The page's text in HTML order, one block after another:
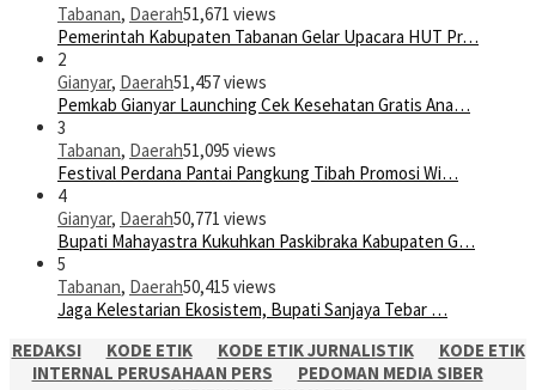
Tabanan, Daerah51,671 views
Pemerintah Kabupaten Tabanan Gelar Upacara HUT Pr…
2
Gianyar, Daerah51,457 views
Pemkab Gianyar Launching Cek Kesehatan Gratis Ana…
3
Tabanan, Daerah51,095 views
Festival Perdana Pantai Pangkung Tibah Promosi Wi…
4
Gianyar, Daerah50,771 views
Bupati Mahayastra Kukuhkan Paskibraka Kabupaten G…
5
Tabanan, Daerah50,415 views
Jaga Kelestarian Ekosistem, Bupati Sanjaya Tebar …
REDAKSI
KODE ETIK KODE ETIK JURNALISTIK
KODE ETIK
INTERNAL PERUSAHAAN PERS
PEDOMAN MEDIA SIBER